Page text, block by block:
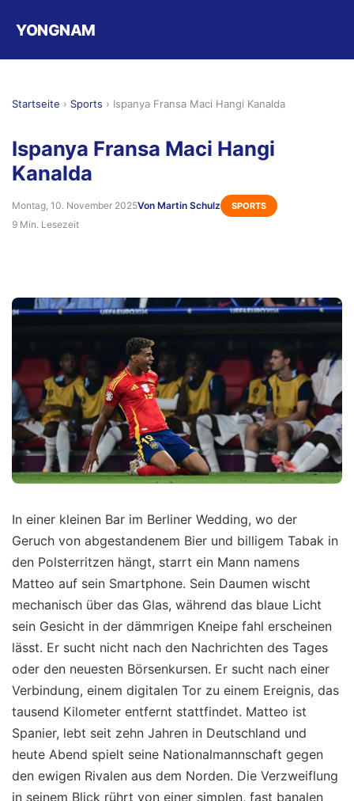
YONGNAM
Startseite › Sports › Ispanya Fransa Maci Hangi Kanalda
Ispanya Fransa Maci Hangi
Kanalda
Montag, 10. November 2025Von Martin Schulz SPORTS
9 Min. Lesezeit
In einer kleinen Bar im Berliner Wedding, wo der
Geruch von abgestandenem Bier und billigem Tabak in
den Polsterritzen hängt, starrt ein Mann namens
Matteo auf sein Smartphone. Sein Daumen wischt
mechanisch über das Glas, während das blaue Licht
sein Gesicht in der dämmrigen Kneipe fahl erscheinen
lässt. Er sucht nicht nach den Nachrichten des Tages
oder den neuesten Börsenkursen. Er sucht nach einer
Verbindung, einem digitalen Tor zu einem Ereignis, das
tausend Kilometer entfernt stattfindet. Matteo ist
Spanier, lebt seit zehn Jahren in Deutschland und
heute Abend spielt seine Nationalmannschaft gegen
den ewigen Rivalen aus dem Norden. Die Verzweiflung
in seinem Blick rührt von einer simplen, fast banalen